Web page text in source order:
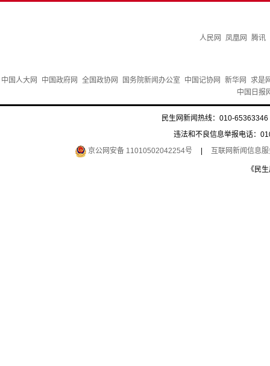
人民网 凤凰网 腾讯
中国人大网 中国政府网 全国政协网 国务院新闻办公室 中国记协网 新华网
求是
中国日报
民生网新闻热线：010-
违法和不良信息举报电话：
京公网安备 11010502042254号
互联网新闻信息
《民